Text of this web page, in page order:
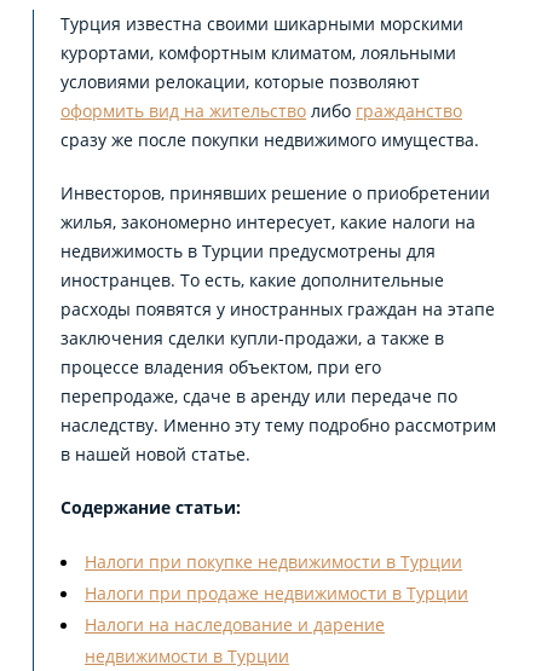
Турция известна своими шикарными морскими
курортами, комфортным климатом, лояльными
условиями релокации, которые позволяют
оформить вид на жительство либо гражданство
сразу же после покупки недвижимого имущества.
Инвесторов, принявших решение о приобретении
жилья, закономерно интересует, какие налоги на
недвижимость в Турции предусмотрены для
иностранцев. То есть, какие дополнительные
расходы появятся у иностранных граждан на этапе
заключения сделки купли-продажи, а также в
процессе владения объектом, при его
перепродаже, сдаче в аренду или передаче по
наследству. Именно эту тему подробно рассмотрим
в нашей новой статье.
Содержание статьи:
Налоги при покупке недвижимости в Турции
Налоги при продаже недвижимости в Турции
Налоги на наследование и дарение
недвижимости в Турции